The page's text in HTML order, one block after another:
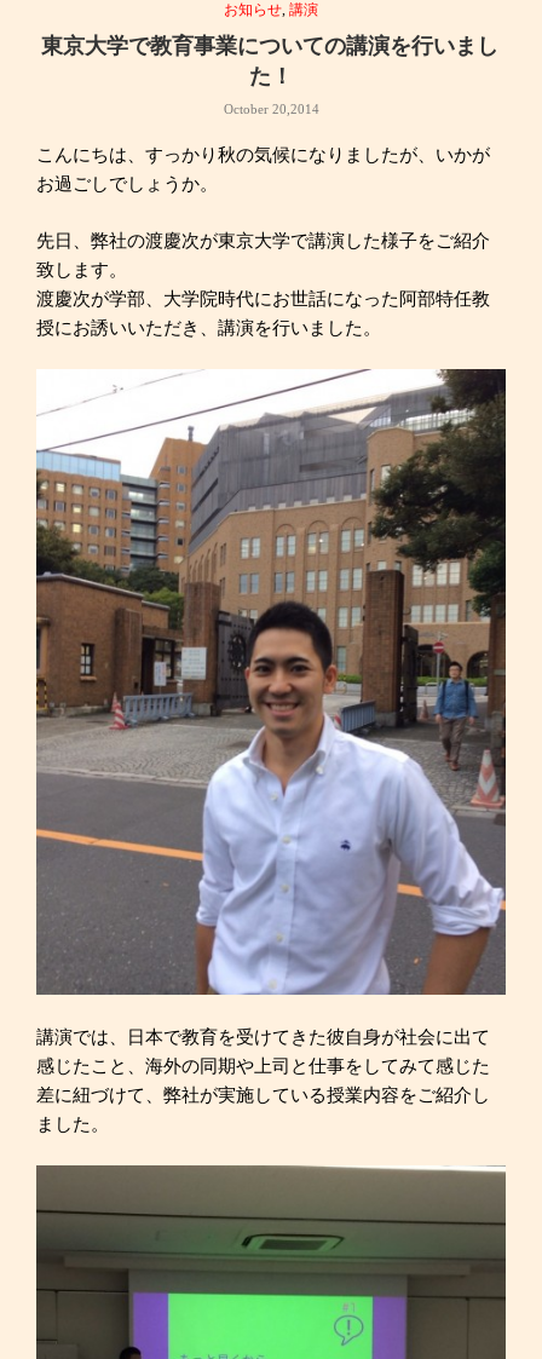
お知らせ, 講演
東京大学で教育事業についての講演を行いまし
た！
October 20,2014
こんにちは、すっかり秋の気候になりましたが、いかが
お過ごしでしょうか。
先日、弊社の渡慶次が東京大学で講演した様子をご紹介
致します。
渡慶次が学部、大学院時代にお世話になった阿部特任教
授にお誘いいただき、講演を行いました。
講演では、日本で教育を受けてきた彼自身が社会に出て
感じたこと、海外の同期や上司と仕事をしてみて感じた
差に紐づけて、弊社が実施している授業内容をご紹介し
ました。